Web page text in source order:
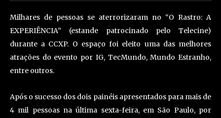
Milhares de pessoas se aterrorizaram no “O Rastro: A
EXPERIÊNCIA” (estande patrocinado pelo Telecine)
durante a CCXP. O espaço foi eleito uma das melhores
atrações do evento por IG, TecMundo, Mundo Estranho,
entre outros.
Após o sucesso dos dois painéis apresentados para mais de
4 mil pessoas na última sexta-feira, em São Paulo, por